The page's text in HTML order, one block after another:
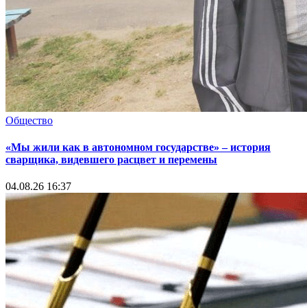
Общество
«Мы жили как в автономном государстве» – история
сварщика, видевшего расцвет и перемены
04.08.26 16:37